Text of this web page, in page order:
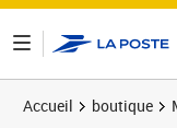
Accueil boutique